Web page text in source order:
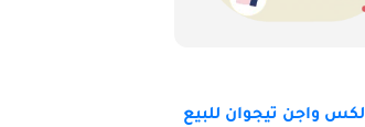
واجن تيجوان للبيع